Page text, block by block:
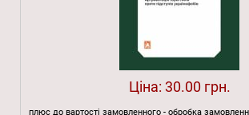
Ціна: 30.00 грн.
плюс до вартості замовленного - обробка